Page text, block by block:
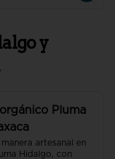
y
Pluma
artesanal en
Hidalgo, con